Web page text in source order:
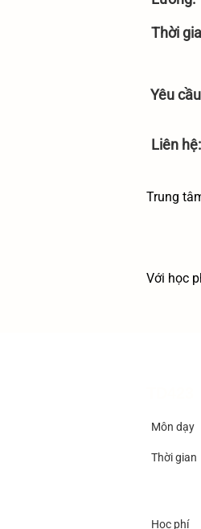
Thời
Yêu
Liên hệ:
Trung
Với học
Môn dạy
Thời gian
Học phí